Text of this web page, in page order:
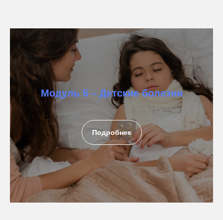
Модуль 5 – Детские болезни
Подробнее